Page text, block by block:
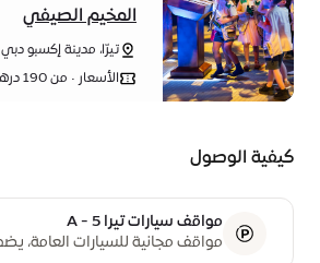
المخيم الصيفي
تيرّا، مدينة إكسبو دبي
الأسعار • من 190 درهم / يوم
كيفية الوصول
مواقف سيارات تيرا A - 5